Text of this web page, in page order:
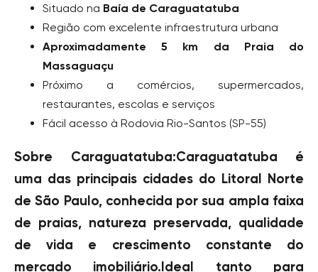
Situado na Baía de Caraguatatuba
Região com excelente infraestrutura urbana
Aproximadamente 5 km da Praia do
Massaguaçu
Próximo a comércios, supermercados,
restaurantes, escolas e serviços
Fácil acesso à Rodovia Rio-Santos (SP-55)
Sobre Caraguatatuba:Caraguatatuba é
uma das principais cidades do Litoral Norte
de São Paulo, conhecida por sua ampla faixa
de praias, natureza preservada, qualidade
de vida e crescimento constante do
mercado imobiliário.Ideal tanto para